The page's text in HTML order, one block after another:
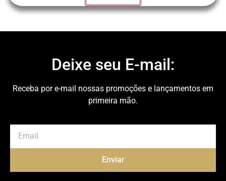
Deixe seu E-mail:
Receba por e-mail nossas promoções e lançamentos em
primeira mão.
Enviar